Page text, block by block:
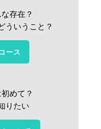
存在？
ういうこと？
ース
めて？
りたい